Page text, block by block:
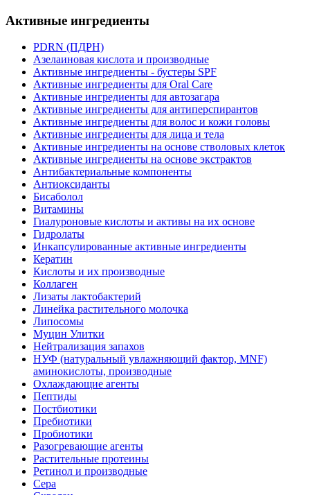
Активные ингредиенты
PDRN (ПДРН)
Азелаиновая кислота и производные
Активные ингредиенты - бустеры SPF
Активные ингредиенты для Oral Care
Активные ингредиенты для автозагара
Активные ингредиенты для антиперспирантов
Активные ингредиенты для волос и кожи головы
Активные ингредиенты для лица и тела
Активные ингредиенты на основе стволовых клеток
Активные ингредиенты на основе экстрактов
Антибактериальные компоненты
Антиоксиданты
Бисаболол
Витамины
Гиалуроновые кислоты и активы на их основе
Гидролаты
Инкапсулированные активные ингредиенты
Кератин
Кислоты и их производные
Коллаген
Лизаты лактобактерий
Линейка растительного молочка
Липосомы
Муцин Улитки
Нейтрализация запахов
НУФ (натуральный увлажняющий фактор, MNF)
аминокислоты, производные
Охлаждающие агенты
Пептиды
Постбиотики
Пребиотики
Пробиотики
Разогревающие агенты
Растительные протеины
Ретинол и производные
Сера